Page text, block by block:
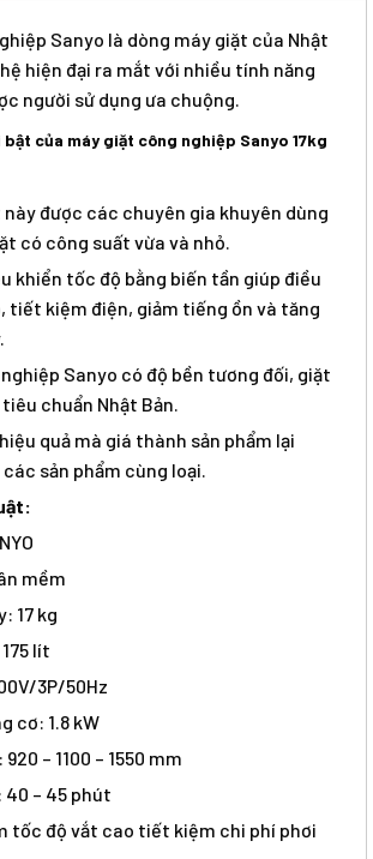
Sanyo là dòng máy giặt của Nhật
hiện đại ra mắt với nhiều tính năng
người sử dụng ưa chuộng.
bật của máy giặt công nghiệp Sanyo 17kg
này được các chuyên gia khuyên dùng
có công suất vừa và nhỏ.
khiển tốc độ bằng biến tần giúp điều
tiết kiệm điện, giảm tiếng ồn và tăng
Sanyo có độ bền tương đối, giặt
chuẩn Nhật Bản.
quả mà giá thành sản phẩm lại
sản phẩm cùng loại.
mềm
17 kg
lít
3P/50Hz
cơ: 1.8 kW
– 1100 – 1550 mm
40 – 45 phút
tốc độ vắt cao tiết kiệm chi phí phơi